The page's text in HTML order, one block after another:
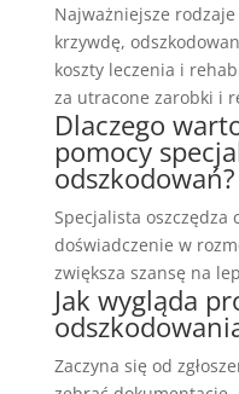
Najważniejsze
krzywdę,
koszty leczenia i
za utracone zarobki i
Dlaczego
pomocy
odszkodowań?
Specjalista oszczędza
doświadczenie w
zwiększa szansę na
Jak wygląda
Zaczyna się od